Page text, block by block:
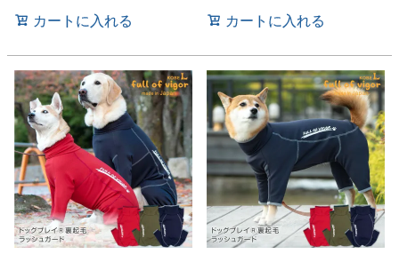
カートに入れる カートに入れる